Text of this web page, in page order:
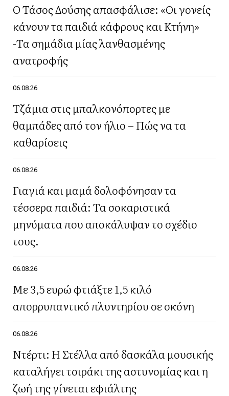
Ο Τάσος Δούσης απασφάλισε: «Οι γονείς
κάνουν τα παιδιά κάφρους και Κτήνη»
-Τα σημάδια μίας λανθασμένης
ανατροφής
06.08.26
Τζάμια στις μπαλκονόπορτες με
θαμπάδες από τον ήλιο – Πώς να τα
καθαρίσεις
06.08.26
Γιαγιά και μαμά δολοφόνησαν τα
τέσσερα παιδιά: Τα σοκαριστικά
μηνύματα που αποκάλυψαν το σχέδιο
τους.
06.08.26
Με 3,5 ευρώ φτιάξτε 1,5 κιλό
απορρυπαντικό πλυντηρίου σε σκόνη
06.08.26
Ντέρτι: Η Στέλλα από δασκάλα μουσικής
καταλήγει τσιράκι της αστυνομίας και η
ζωή της γίνεται εφιάλτης